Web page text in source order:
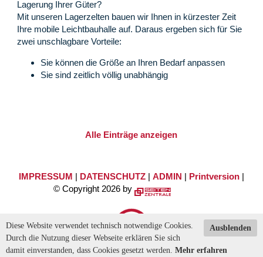
Lagerung Ihrer Güter?
Mit unseren Lagerzelten bauen wir Ihnen in kürzester Zeit
Ihre mobile Leichtbauhalle auf. Daraus ergeben sich für Sie
zwei unschlagbare Vorteile:
Sie können die Größe an Ihren Bedarf anpassen
Sie sind zeitlich völlig unabhängig
Alle Einträge anzeigen
IMPRESSUM | DATENSCHUTZ| ADMIN | Printversion|
© Copyright 2026 by
Ausblenden
Diese Website verwendet technisch notwendige Cookies.
Durch die Nutzung dieser Webseite erklären Sie sich
damit einverstanden, dass Cookies gesetzt werden. Mehr erfahren